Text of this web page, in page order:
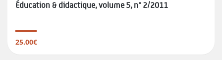
Éducation & didactique, volume 5, n° 2/2011
25.00€